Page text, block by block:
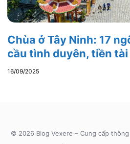
Chùa ở Tây Ninh: 17
cầu tình duyên, tiền
16/09/2025
© 2026 Blog Vexere – Cung cấp